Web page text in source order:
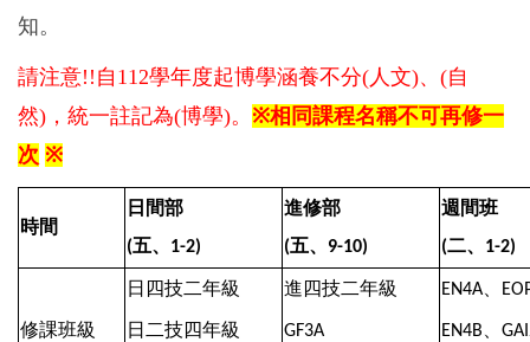
知。
請注意!! 自 112學年度起博學涵養不分( 人文)、 (自
然) ，統一註記為(博學)。 ※相同課程名稱不可再修一
次 ※
時間
日間部
(五、 1-2)
進修部
(五、 9-10)
週間班
(二、 1-2)
修課班級
日四技二年級 進四技二年級 EN4A
日二技四年級 GF3A EN4B